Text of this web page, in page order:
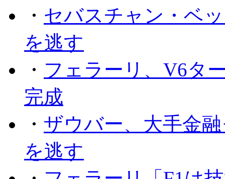
・ セバスチャン・ベ
を逃す
・ フェラーリ、V6タ
完成
・ ザウバー、大手金
を逃す